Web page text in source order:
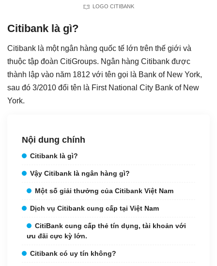
LOGO CITIBANK
Citibank là gì?
Citibank là một ngân hàng quốc tế lớn trên thế giới và
thuộc tập đoàn CitiGroups. Ngân hàng Citibank được
thành lập vào năm 1812 với tên gọi là Bank of New York,
sau đó 3/2010 đổi tên là First National City Bank of New
York.
Nội dung chính
Citibank là gì?
Vậy Citibank là ngân hàng gì?
Một số giải thưởng của Citibank Việt Nam
Dịch vụ Citibank cung cấp tại Việt Nam
CitiBank cung cấp thẻ tín dụng, tài khoản với
ưu đãi cực kỳ lớn.
Citibank có uy tín không?